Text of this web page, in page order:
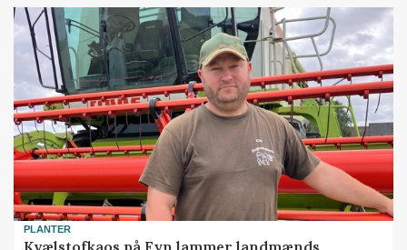
PLANTER
Kvælstofkaos på Fyn lammer landmænds